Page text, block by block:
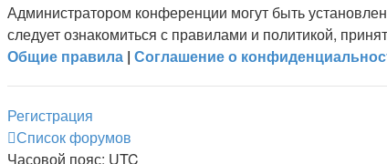
Администратором конференции могут быть
следует ознакомиться с правилами и политикой,
Общие правила | Соглашение о
Регистрация
Список форумов
Часовой пояс: UTC